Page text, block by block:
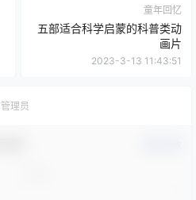
童年回忆
五部适合科学启蒙的科普类动
画片
2023-3-13 11:43:51
管理员